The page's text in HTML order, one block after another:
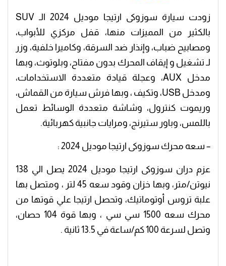
زودت سيارة سوزوكى ارتيجا موديل 2024 الـ SUV
بالكثير من المميزات منها، قفل مركزي للأبواب،
ومصابيح ضباب، وإنذار ضد السرقة، وكاميرا خلفية، وزر
لـ تشغيل و إيقاف المحرك بدون مفتاح، وبلوتوث، وبها
مدخل AUX، وعجلة قيادة متعددة الاستخدامات،
ومدخل USB، وتكيف ، وبها فرش سيارة من القماش،
وريموت كنترول، وشاشة متعددة الوسائط تعمل
باللمس، وباور ستيرنج، ومرايات جانبية كهربائية.
– سعه محرك سوزوكى ارتيجا موديل 2024 :
عزم دران سوزوكى ارتيجا موديل 2024 يصل الي 138
نيوتن/متر، وبها خزان وقود سعه 45 لتر ، ومتصل بها
علبة تروس أوتوماتيك، وتحصل ارتيجا علي قوتها من
محرك سعه 1500 سي سي ، وبها قوة 104 حصان،
وتصل لسرعة 100 كم/ساعة في 13.5 ثانية .